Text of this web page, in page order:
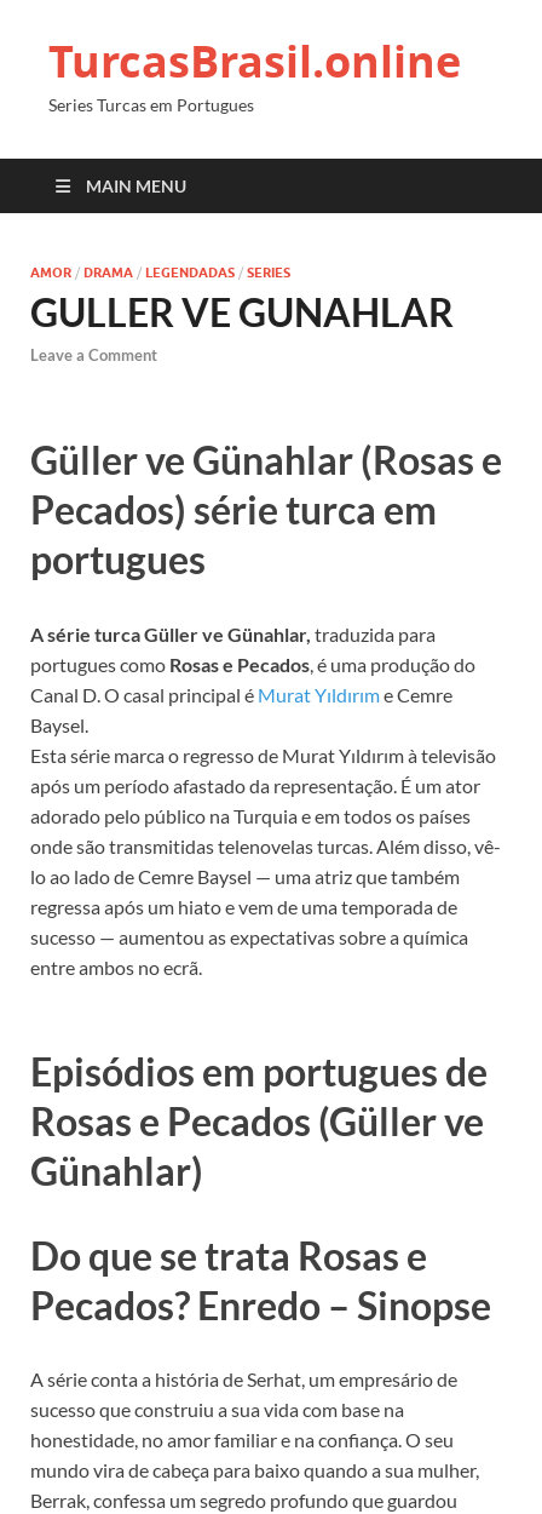
TurcasBrasil.online
Series Turcas em Portugues
MAIN MENU
AMOR / DRAMA / LEGENDADAS / SERIES
GULLER VE GUNAHLAR
Leave a Comment
Güller ve Günahlar (Rosas e
Pecados) série turca em
portugues
A série turca Güller ve Günahlar, traduzida para
portugues como Rosas e Pecados, é uma produção do
Canal D. O casal principal é Murat Yıldırıme Cemre
Baysel.
Esta série marca o regresso de Murat Yıldırım à televisão
após um período afastado da representação. É um ator
adorado pelo público na Turquia e em todos os países
onde são transmitidas telenovelas turcas. Além disso, vê-
lo ao lado de Cemre Baysel — uma atriz que também
regressa após um hiato e vem de uma temporada de
sucesso — aumentou as expectativas sobre a química
entre ambos no ecrã.
Episódios em portugues de
Rosas e Pecados (Güller ve
Günahlar)
Do que se trata Rosas e
Pecados? Enredo – Sinopse
A série conta a história de Serhat, um empresário de
sucesso que construiu a sua vida com base na
honestidade, no amor familiar e na confiança. O seu
mundo vira de cabeça para baixo quando a sua mulher,
Berrak, confessa um segredo profundo que guardou